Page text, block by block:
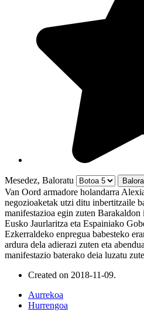
Mesedez, Baloratu
Van Oord armadore holandarra
negozioaketak utzi ditu inbertitzaile
manifestazioa egin zuten
Eusko Jaurlaritza eta Espainiako
Ezkerraldeko enpregua babesteko
ardura dela adierazi zuten eta
manifestazio baterako deia luzatu
Created on 2018-11-09.
Aurrekoa
Hurrengoa